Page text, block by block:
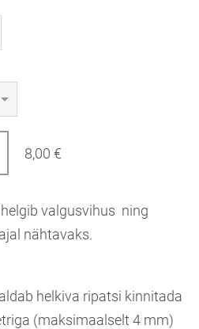
8,00 €
valgusvihus ning
nähtavaks.
helkiva ripatsi kinnitada
(maksimaalselt 4 mm)